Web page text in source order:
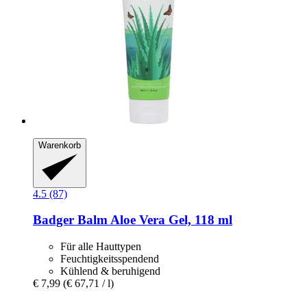
Warenkorb
4.5 (87)
Badger BalmAloe Vera Gel, 118 ml
Für alle Hauttypen
Feuchtigkeitsspendend
Kühlend & beruhigend
€ 7,99 (€ 67,71 / l)